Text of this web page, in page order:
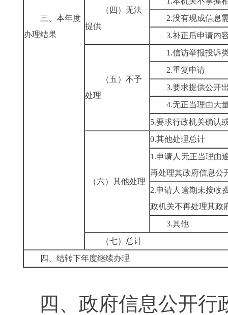
三、本年度
办理结果
（四）无法
提供
2.没有现成信息
3.补正后申请内
（五）不予
处理
1.信访举报投诉
2.重复申请
3.要求提供公开
4.无正当理由大
5.要求行政机关确认
（六）其他处理
0.其他处理总计
1.申请人无正当理由
再处理其政府信息公
2.申请人逾期未按收
政机关不再处理其政
3.其他
（七）总计
四、结转下年度继续办理
四、政府信息公开行